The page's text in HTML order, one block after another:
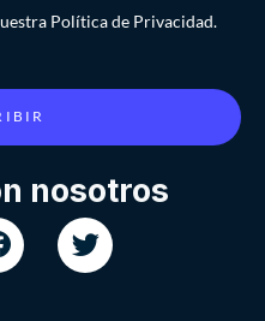
Política de Privacidad.
nosotros